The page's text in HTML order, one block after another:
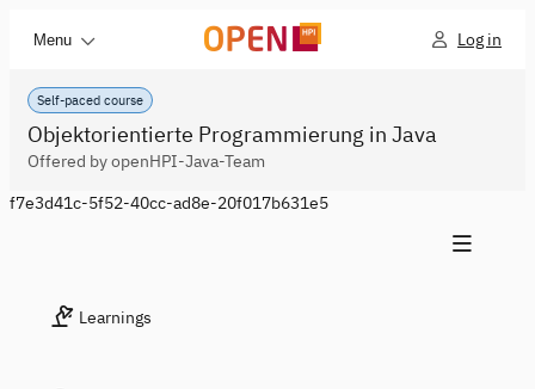
Menu Log in
Self-paced course
Objektorientierte Programmierung in Java
Offered by openHPI-Java-Team
f7e3d41c-5f52-40cc-ad8e-20f017b631e5
Learnings